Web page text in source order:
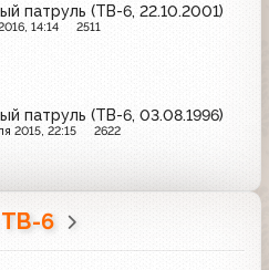
патруль (ТВ-6, 22.10.2001)
14:14 2511
патруль (ТВ-6, 03.08.1996)
2015, 22:15 2622
ТВ-6